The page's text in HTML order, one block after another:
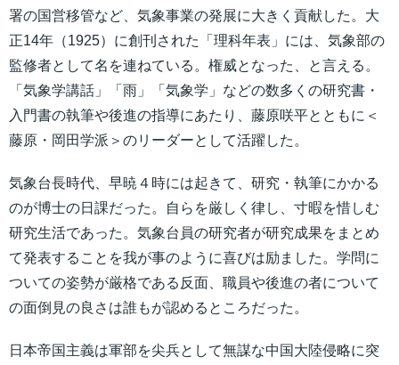
署の国営移管など、気象事業の発展に大きく貢献した。大
正14年（1925）に創刊された「理科年表」には、気象部の
監修者として名を連ねている。権威となった、と言える。
「気象学講話」「雨」「気象学」などの数多くの研究書・
入門書の執筆や後進の指導にあたり、藤原咲平とともに＜
藤原・岡田学派＞のリーダーとして活躍した。
気象台長時代、早暁４時には起きて、研究・執筆にかかる
のが博士の日課だった。自らを厳しく律し、寸暇を惜しむ
研究生活であった。気象台員の研究者が研究成果をまとめ
て発表することを我が事のように喜びは励ました。学問に
ついての姿勢が厳格である反面、職員や後進の者について
の面倒見の良さは誰もが認めるところだった。
日本帝国主義は軍部を尖兵として無謀な中国大陸侵略に突